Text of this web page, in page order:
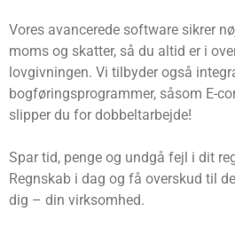
Vores avancerede software sikrer
moms og skatter, så du altid er i
lovgivningen. Vi tilbyder også
bogføringsprogrammer, såsom E-
slipper du for dobbeltarbejde!
Spar tid, penge og undgå fejl i dit
Regnskab i dag og få overskud til
dig – din virksomhed.